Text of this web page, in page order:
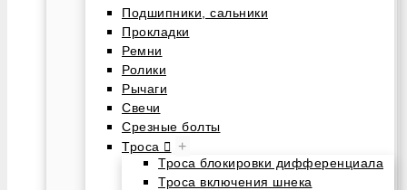
Подшипники, сальники
Прокладки
Ремни
Ролики
Рычаги
Свечи
Срезные болты
Троса
+
Троса блокировки дифференциала
Троса включения шнека